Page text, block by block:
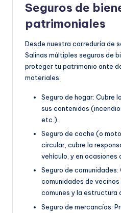
Seguros de
patrimoniales
Desde nuestra correduría de
Salinas múltiples seguros de
proteger tu patrimonio ante
materiales.
Seguro de hogar: Cubre
sus contenidos
etc.).
Seguro de coche (o
circular, cubre la
vehículo, y en ocasiones
Seguro de
comunidades de
comunes y la estructura
Seguro de mercancías: